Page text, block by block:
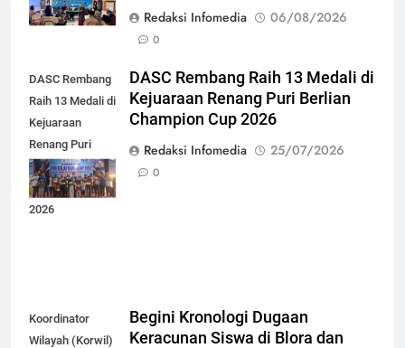
Redaksi Infomedia
06/08/2026
0
DASC Rembang
Raih 13 Medali di
Kejuaraan
Renang Puri
Berlian
Champion Cup
2026
DASC Rembang Raih 13 Medali di
Kejuaraan Renang Puri Berlian
Champion Cup 2026
Redaksi Infomedia
25/07/2026
0
Koordinator
Wilayah (Korwil)
Begini Kronologi Dugaan
Keracunan Siswa di Blora dan